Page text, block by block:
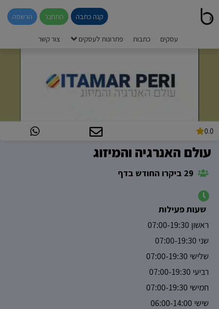
קנה כתבה התחבר הרשמה
עסקים כתבות פתרונות לעסקים צור קשר
0.0
עולם האנרגיה והמיזוג
שעות פעילות
ראשון 07:00-19:30
שני 07:00-19:30
שלישי 07:00-19:30
רביעי 07:00-19:30
חמישי 07:00-19:30
שישי 06:00-14:00